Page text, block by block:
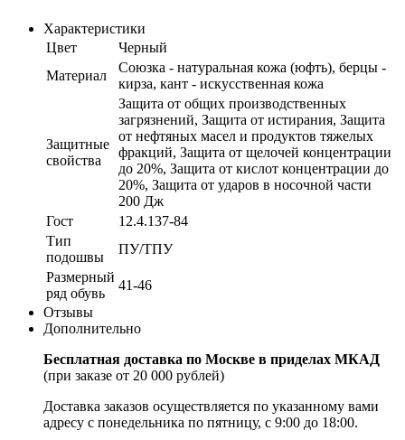
Характеристики
Цвет
Черный
Материал
Союзка - натуральная кожа (юфть), берцы -
кирза, кант - искусственная кожа
Защитные
свойства
Защита от общих производственных
загрязнений, Защита от истирания, Защита
от нефтяных масел и продуктов тяжелых
фракций, Защита от щелочей концентрации
до 20%, Защита от кислот концентрации до
20%, Защита от ударов в носочной части
200 Дж
Гост
12.4.137-84
Тип
подошвы
ПУ/ТПУ
Размерный
ряд обувь
41-46
Отзывы
Дополнительно
Бесплатная доставка по Москве в приделах МКАД
(при заказе от 20 000 рублей)
Доставка заказов осуществляется по указанному вами
адресу c понедельника по пятницу, с 9:00 до 18:00.